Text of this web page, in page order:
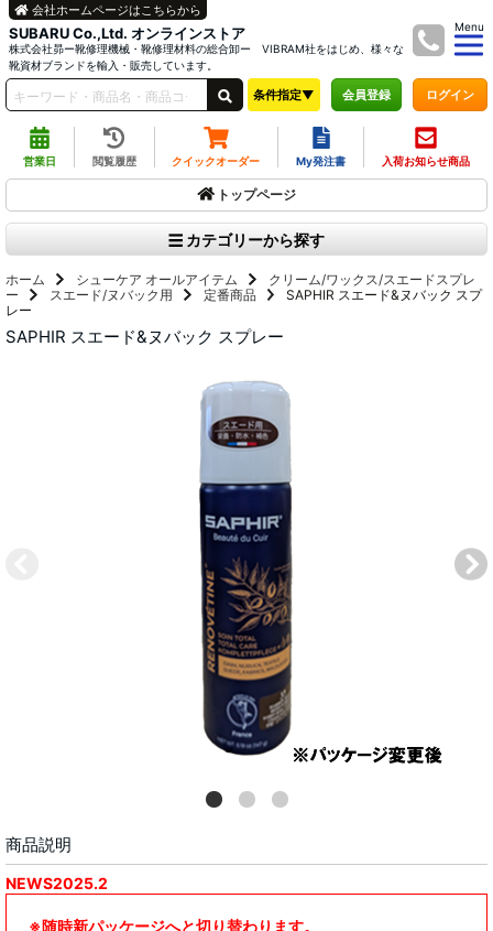
SUBARU Co.,Ltd. オンラインストア
株式会社昴ー靴修理機械・靴修理材料の総合卸ー VIBRAM社をはじめ、様々な
靴資材ブランドを輸入・販売しています。
Menu
会社ホームページはこちらから
条件指定▼ 会員登録 ログイン
営業日 閲覧履歴 クイックオーダー My発注書 入荷お知らせ商品
トップページ
カテゴリーから探す
ホーム シューケア オールアイテム
クリーム/ワックス/スエードスプレ
ー
スエード/ヌバック用 定番商品
SAPHIR スエード&ヌバック スプ
レー
SAPHIR スエード&ヌバック スプレー
商品説明
NEWS2025.2
※随時新パッケージへと切り替わります。